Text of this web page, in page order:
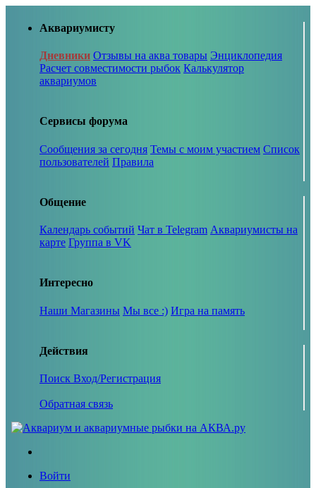
Аквариумисту
Дневники Отзывы на аква товары Энциклопедия
Расчет совместимости рыбок Калькулятор
аквариумов
Сервисы форума
Сообщения за сегодня Темы с моим участием Список
пользователей Правила
Общение
Календарь событий Чат в Telegram Аквариумисты на
карте Группа в VK
Интересно
Наши Магазины Мы все :) Игра на память
Действия
Поиск Вход/Регистрация
Обратная связь
Войти